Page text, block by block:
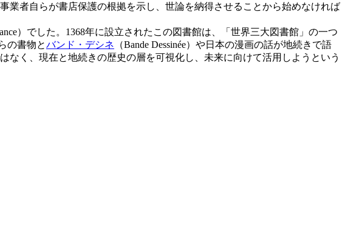
業者自らが書店保護の根拠を示し、世論を納得させることから始めなければ
）でした。1368年に設立されたこの図書館は、「世界三大図書館」の一つ
の書物とバンド・デシネ （Bande Dessinée）や日本の漫画の話が地続きで語
く、現在と地続きの歴史の層を可視化し、未来に向けて活用しようという